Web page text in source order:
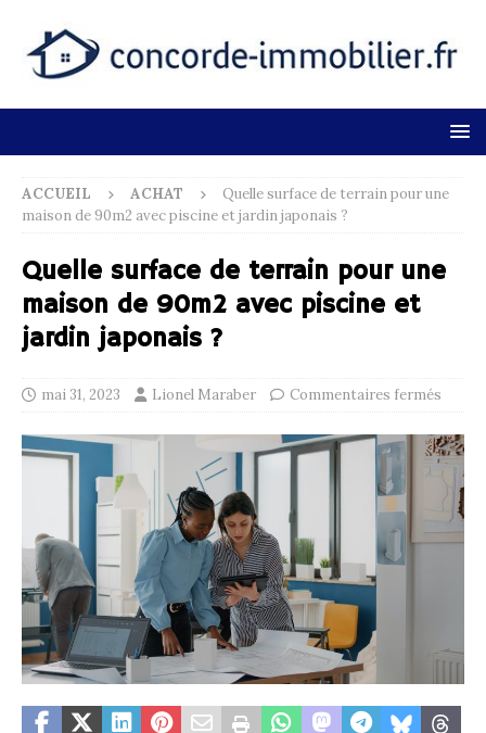
ACCUEIL ACHAT
Quelle surface de terrain pour une
maison de 90m2 avec piscine et jardin japonais ?
Quelle surface de terrain pour une
maison de 90m2 avec piscine et
jardin japonais ?
mai 31, 2023 Lionel Maraber Commentaires fermés